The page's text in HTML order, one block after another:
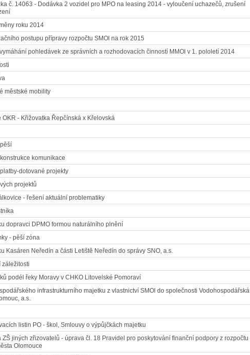
č. 14063 - Dodávka 2 vozidel pro MPO na leasing 2014 - vyloučení uchazečů, zrušení
roku 2014
postupu přípravy rozpočtu SMOl na rok 2015
pohledávek ze správních a rozhodovacích činností MMOl v 1. pololetí 2014
městské mobility
OKR - Křižovatka Řepčínská x Křelovská
komunikace
dotované projekty
projektů
- řešení aktuální problematiky
dopravci DPMO formou naturálního plnění
- pěší zóna
Kasáren Neředín a části Letiště Neředín do správy SNO, a.s.
záležitosti
podél řeky Moravy v CHKO Litovelské Pomoraví
infrastrukturního majetku z vlastnictví SMOl do společnosti Vodohospodářská
a.s.
listin PO - škol, Smlouvy o výpůjčkách majetku
ZŠ jiných zřizovatelů - úprava čl. 18 Pravidel pro poskytování finanční podpory z rozpočtu
Olomouce